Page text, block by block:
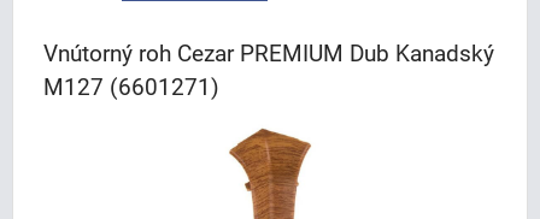
Vnútorný roh Cezar PREMIUM Dub Kanadský
M127 (6601271)